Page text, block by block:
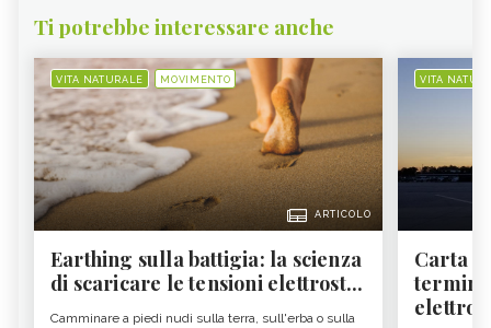
Ti potrebbe interessare anche
VITA NATURALE MOVIMENTO
ARTICOLO
Earthing sulla battigia: la scienza
di scaricare le tensioni elettrost...
Camminare a piedi nudi sulla terra, sull'erba o sulla
VITA
Carta